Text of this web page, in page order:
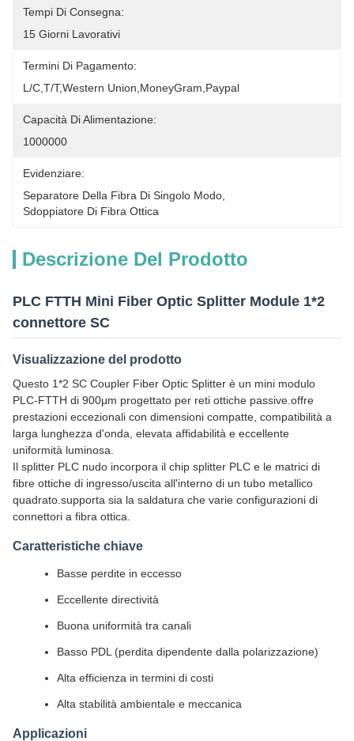
Tempi Di Consegna:
15 Giorni Lavorativi
Termini Di Pagamento:
L/C,T/T,Western Union,MoneyGram,Paypal
Capacità Di Alimentazione:
1000000
Evidenziare:
Separatore Della Fibra Di Singolo Modo
Sdoppiatore Di Fibra Ottica
Descrizione Del Prodotto
PLC FTTH Mini Fiber Optic Splitter Module 1*2
connettore SC
Visualizzazione del prodotto
Questo 1*2 SC Coupler Fiber Optic Splitter è un mini modulo
PLC-FTTH di 900μm progettato per reti ottiche passive.offre
prestazioni eccezionali con dimensioni compatte, compatibilità a
larga lunghezza d'onda, elevata affidabilità e eccellente
uniformità luminosa.
Il splitter PLC nudo incorpora il chip splitter PLC e le matrici di
fibre ottiche di ingresso/uscita all'interno di un tubo metallico
quadrato.supporta sia la saldatura che varie configurazioni di
connettori a fibra ottica.
Caratteristiche chiave
Basse perdite in eccesso
Eccellente directività
Buona uniformità tra canali
Basso PDL (perdita dipendente dalla polarizzazione)
Alta efficienza in termini di costi
Alta stabilità ambientale e meccanica
Applicazioni